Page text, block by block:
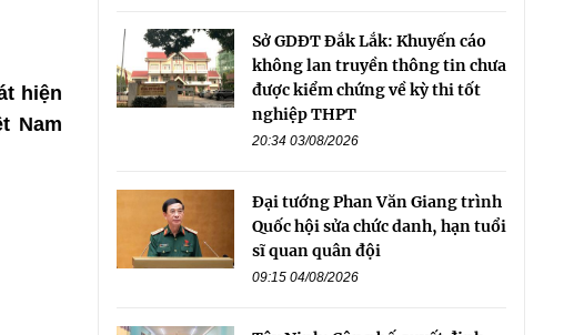
hiện
Nam
Sở GDĐT Đắk Lắk: Khuyến cáo
không lan truyền thông tin chưa
được kiểm chứng về kỳ thi tốt
nghiệp THPT
20:34 03/08/2026
Đại tướng Phan Văn Giang trình
Quốc hội sửa chức danh, hạn tuổi
sĩ quan quân đội
09:15 04/08/2026